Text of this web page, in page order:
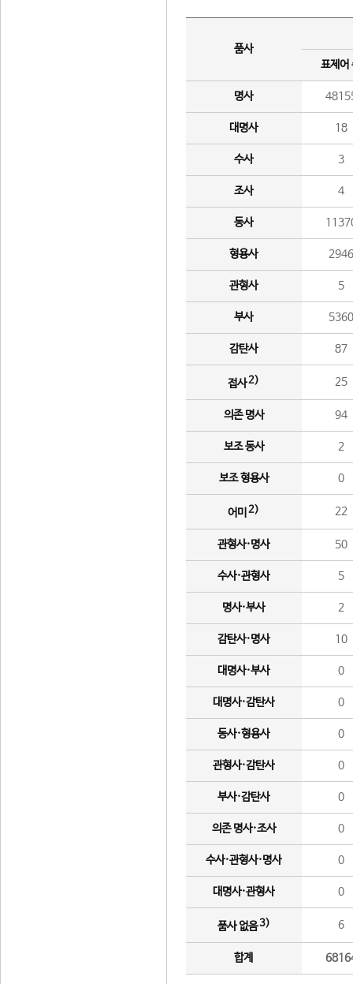
품사
표제어
명사
대명사 18
수사 3
조사 4
동사
형용사 2946
관형사 5
부사 5360
감탄사 87
접사2) 25
의존 명사 94
보조 동사 2
보조 형용사 0
어미 2) 22
관형사·명사 50
수사·관형사 5
명사·부사 2
감탄사·명사 10
대명사·부사 0
대명사·감탄사 0
동사·형용사 0
관형사·감탄사 0
부사·감탄사 0
의존 명사·조사 0
수사·관형사·명사 0
대명사·관형사 0
품사 없음3) 6
합계